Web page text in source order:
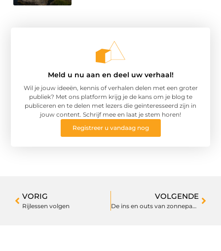
Meld u nu aan en deel uw verhaal!
Wil je jouw ideeën, kennis of verhalen delen met een groter
publiek? Met ons platform krijg je de kans om je blog te
publiceren en te delen met lezers die geïnteresseerd zijn in
jouw content. Schrijf mee en laat je stem horen!
Registreer u vandaag nog
VORIG
Rijlessen volgen
VOLGENDE
De ins en outs van zonnepanelen